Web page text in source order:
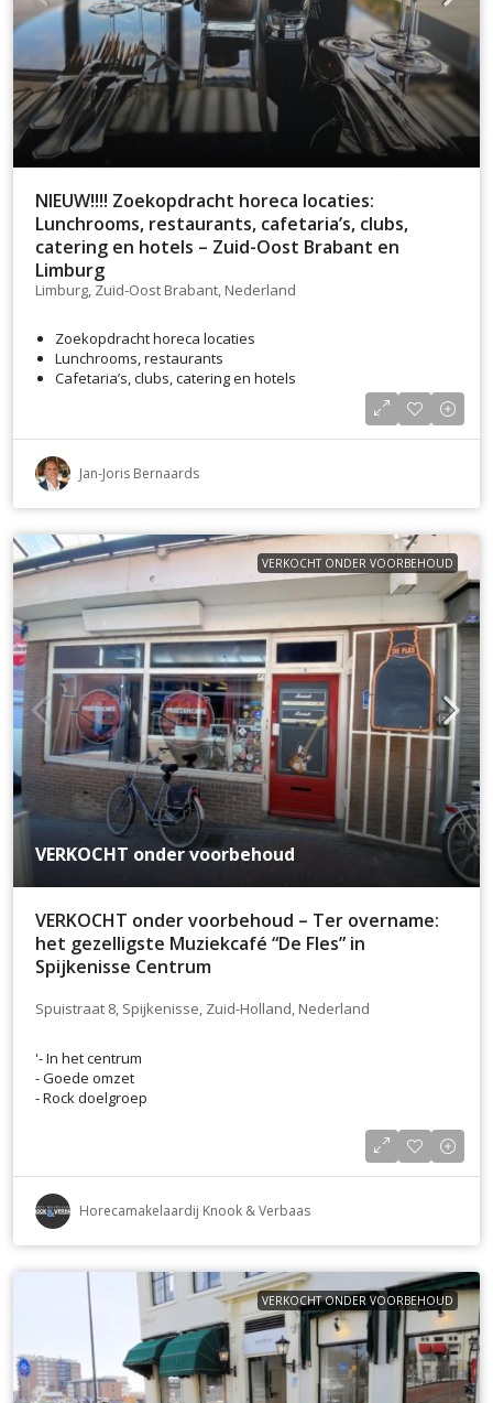
NIEUW!!!! Zoekopdracht horeca locaties:
Lunchrooms, restaurants, cafetaria’s, clubs,
catering en hotels – Zuid-Oost Brabant en
Limburg
Limburg, Zuid-Oost Brabant, Nederland
Zoekopdracht horeca locaties
Lunchrooms, restaurants
Cafetaria’s, clubs, catering en hotels
Jan-Joris Bernaards
VERKOCHT ONDER VOORBEHOUD
VERKOCHT onder voorbehoud
VERKOCHT onder voorbehoud – Ter overname:
het gezelligste Muziekcafé “De Fles” in
Spijkenisse Centrum
Spuistraat 8, Spijkenisse, Zuid-Holland, Nederland
'- In het centrum
- Goede omzet
- Rock doelgroep
Horecamakelaardij Knook & Verbaas
VERKOCHT ONDER VOORBEHOUD